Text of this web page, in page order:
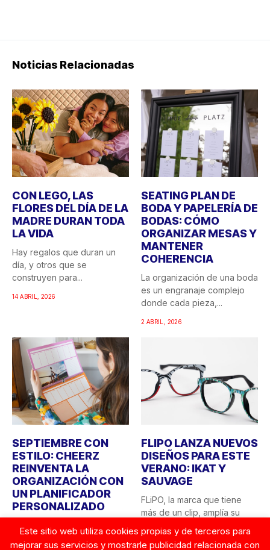
Noticias Relacionadas
CON LEGO, LAS
FLORES DEL DÍA DE LA
MADRE DURAN TODA
LA VIDA
Hay regalos que duran un
día, y otros que se
construyen para...
14 ABRIL, 2026
SEATING PLAN DE
BODA Y PAPELERÍA DE
BODAS: CÓMO
ORGANIZAR MESAS Y
MANTENER
COHERENCIA
La organización de una boda
es un engranaje complejo
donde cada pieza,...
2 ABRIL, 2026
SEPTIEMBRE CON
ESTILO: CHEERZ
REINVENTA LA
ORGANIZACIÓN CON
UN PLANIFICADOR
PERSONALIZADO
trae consigo esa sensación
FLIPO LANZA NUEVOS
DISEÑOS PARA ESTE
VERANO: IKAT Y
SAUVAGE
FLiPO, la marca que tiene
más de un clip, amplía su
23 JUNIO, 2025
Este sitio web utiliza cookies propias y de terceros para
mejorar sus servicios y mostrarle publicidad relacionada con